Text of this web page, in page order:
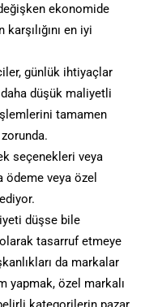
ekonomide
en iyi
günlük ihtiyaçlar
düşük maliyetli
tamamen
seçenekleri veya
ödeme veya özel
düşse bile
tasarruf etmeye
da markalar
yapmak, özel markalı